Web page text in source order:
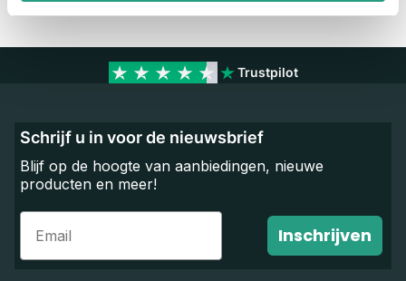
Trustpilot
Schrijf u in voor de nieuwsbrief
Blijf op de hoogte van aanbiedingen, nieuwe
producten en meer!
Email
Inschrijven